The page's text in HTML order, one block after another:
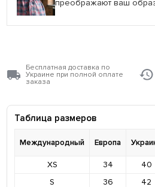
преображают ваш
Бесплатная доставка по
Украине при полной оплате
заказа
Таблица размеров
Международный Европа
XS
34 40
S
36 42